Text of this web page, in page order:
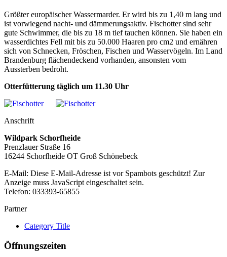
Größter europäischer Wassermarder. Er wird bis zu 1,40 m lang und
ist vorwiegend nacht- und dämmerungsaktiv. Fischotter sind sehr
gute Schwimmer, die bis zu 18 m tief tauchen können. Sie haben ein
wasserdichtes Fell mit bis zu 50.000 Haaren pro cm2 und ernähren
sich von Schnecken, Fröschen, Fischen und Wasservögeln. Im Land
Brandenburg flächendeckend vorhanden, ansonsten vom
Aussterben bedroht.
Otterfütterung täglich um 11.30 Uhr
Anschrift
Wildpark Schorfheide
Prenzlauer Straße 16
16244 Schorfheide OT Groß Schönebeck
E-Mail: Diese E-Mail-Adresse ist vor Spambots geschützt! Zur
Anzeige muss JavaScript eingeschaltet sein.
Telefon: 033393-65855
Partner
Category Title
Öffnungszeiten